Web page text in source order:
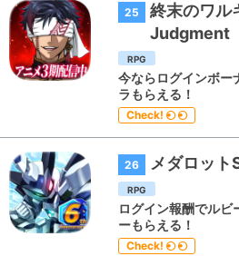
25
終末のワル
Judgment
RPG
今ならログインボー
ラもらえる！
Check!
26 メダロット
RPG
ログイン報酬でルビ
ーもらえる！
Check!